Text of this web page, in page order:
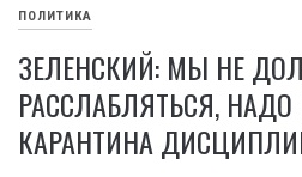
ПОЛИТИКА
ЗЕЛЕНСКИЙ: МЫ НЕ
РАССЛАБЛЯТЬСЯ,
КАРАНТИНА